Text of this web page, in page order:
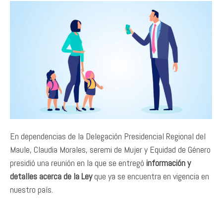
En dependencias de la Delegación Presidencial Regional del
Maule, Claudia Morales, seremi de Mujer y Equidad de Género
presidió una reunión en la que se entregó información y
detalles acerca de la Leyque ya se encuentra en vigencia en
nuestro país.